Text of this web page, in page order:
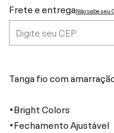
Frete e entregaNão sabe seu
Tanga fio com
•Bright Colors
•Fechamento Ajustável